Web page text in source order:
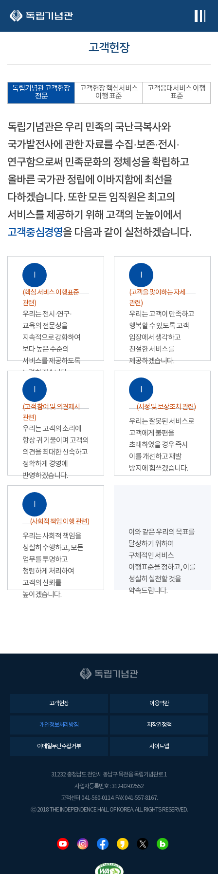
고객헌장
독립기념관 고객헌장
전문
고객헌장 핵심서비스
이행 표준
고객응대서비스 이행
표준
독립기념관은 우리 민족의 국난극복사와
국가발전사에 관한 자료를 수집·보존·전시·
연구함으로써 민족문화의 정체성을 확립하고
올바른 국가관 정립에 이바지함에 최선을
다하겠습니다. 또한 모든 임직원은 최고의
서비스를 제공하기 위해 고객의 눈높이에서
고객중심경영을 다음과 같이 실천하겠습니다.
Ⅰ
(핵심 서비스 이행표준
관련)
우리는 전시·연구·
교육의 전문성을
지속적으로 강화하여
보다 높은 수준의
서비스를 제공하도록
노력하겠습니다.
Ⅰ
(고객을 맞이하는 자세
관련)
우리는 고객이 만족하고
행복할 수 있도록 고객
입장에서 생각하고
친절한 서비스를
제공하겠습니다.
Ⅰ
(고객 참여 및 의견제시
관련)
우리는 고객의 소리에
항상 귀 기울이며 고객의
의견을 최대한 신속하고
정확하게 경영에
반영하겠습니다.
Ⅰ
(시정 및 보상조치 관련)
우리는 잘못된 서비스로
고객에게 불편을
초래하였을 경우 즉시
이를 개선하고 재발
방지에 힘쓰겠습니다.
Ⅰ
(사회적 책임 이행 관련)
우리는 사회적 책임을
성실히 수행하고, 모든
업무를 투명하고
청렴하게 처리하여
고객의 신뢰를
높이겠습니다.
이와 같은 우리의 목표를
달성하기 위하여
구체적인 서비스
이행표준을 정하고, 이를
성실히 실천할 것을
약속드립니다.
고객헌장 이용약관
개인정보처리방침 저작권정책
이메일무단수집거부 사이트맵
31232 충청남도 천안시 동남구 목천읍 독립기념관로 1
사업자등록번호 : 312-82-02552
고객센터 041-560-0114. FAX 041-557-8167.
ⓒ 2018 THE INDEPENDENCE HALL OF KOREA. ALL RIGHTS RESERVED.